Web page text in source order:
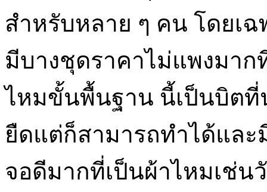
สำหรับหลาย ๆ คน โดยเฉ
มีบางชุดราคาไม่แพงมาก
ไหมขั้นพื้นฐาน นี้เป็นบิตที่
ยืดแต่ก็สามารถทำได้แล
จอดีมากที่เป็นผ้าไหมเช่